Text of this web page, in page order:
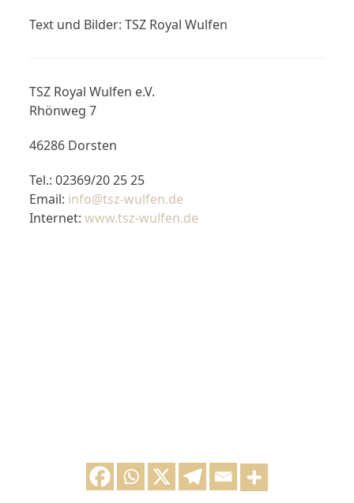
Text und Bilder: TSZ Royal Wulfen
TSZ Royal Wulfen e.V.
Rhönweg 7
46286 Dorsten
Tel.: 02369/20 25 25
Email: info@tsz-wulfen.de
Internet:www.tsz-wulfen.de